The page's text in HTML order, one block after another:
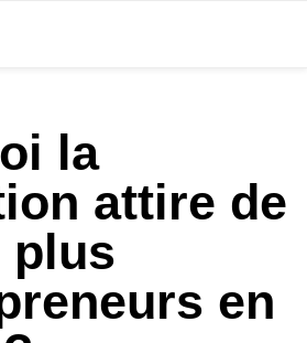
la
attire de
plus
en